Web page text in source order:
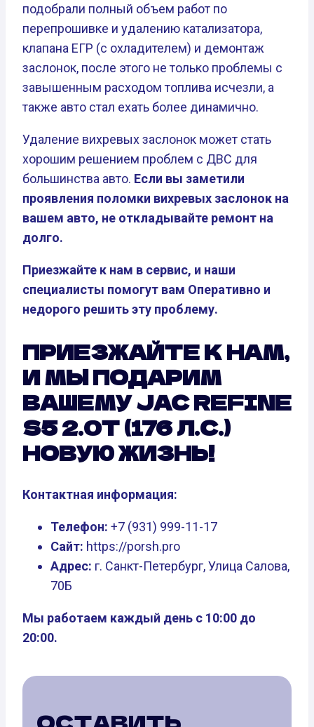
подобрали полный объем работ по
перепрошивке и удалению катализатора,
клапана ЕГР (с охладителем) и демонтаж
заслонок, после этого не только проблемы с
завышенным расходом топлива исчезли, а
также авто стал ехать более динамично.
Удаление вихревых заслонок может стать
хорошим решением проблем с ДВС для
большинства авто. Если вы заметили
проявления поломки вихревых заслонок на
вашем авто, не откладывайте ремонт на
долго.
Приезжайте к нам в сервис, и наши
специалисты помогут вам Оперативно и
недорого решить эту проблему.
ПРИЕЗЖАЙТЕ К НАМ,
И МЫ ПОДАРИМ
ВАШЕМУ JAC REFINE
S5 2.0T (176 Л.С.)
НОВУЮ ЖИЗНЬ!
Контактная информация:
Телефон: +7 (931) 999-11-17
Сайт: https://porsh.pro
Адрес: г. Санкт-Петербург, Улица Салова,
70Б
Мы работаем каждый день с 10:00 до
20:00.